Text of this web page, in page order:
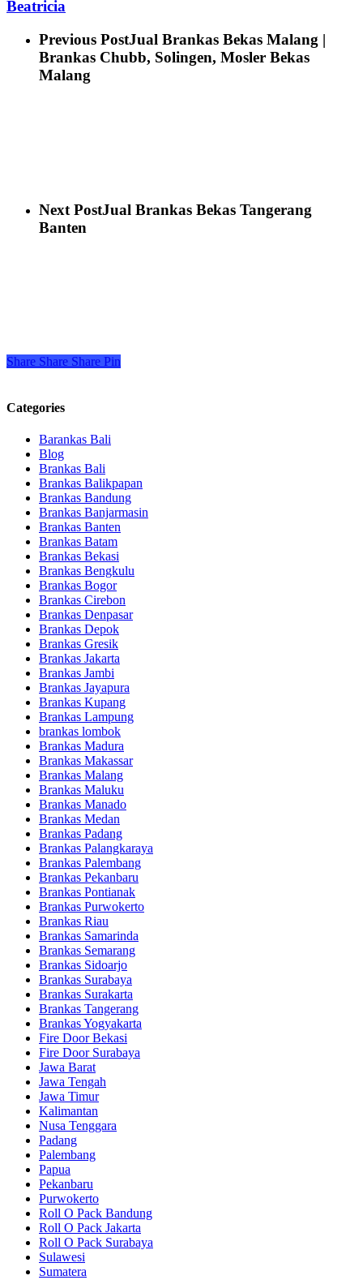
Beatricia
Previous PostJual Brankas Bekas Malang |
Brankas Chubb, Solingen, Mosler Bekas
Malang
Next PostJual Brankas Bekas Tangerang
Banten
Share Share Share Pin
Categories
Barankas Bali
Blog
Brankas Bali
Brankas Balikpapan
Brankas Bandung
Brankas Banjarmasin
Brankas Banten
Brankas Batam
Brankas Bekasi
Brankas Bengkulu
Brankas Bogor
Brankas Cirebon
Brankas Denpasar
Brankas Depok
Brankas Gresik
Brankas Jakarta
Brankas Jambi
Brankas Jayapura
Brankas Kupang
Brankas Lampung
brankas lombok
Brankas Madura
Brankas Makassar
Brankas Malang
Brankas Maluku
Brankas Manado
Brankas Medan
Brankas Padang
Brankas Palangkaraya
Brankas Palembang
Brankas Pekanbaru
Brankas Pontianak
Brankas Purwokerto
Brankas Riau
Brankas Samarinda
Brankas Semarang
Brankas Sidoarjo
Brankas Surabaya
Brankas Surakarta
Brankas Tangerang
Brankas Yogyakarta
Fire Door Bekasi
Fire Door Surabaya
Jawa Barat
Jawa Tengah
Jawa Timur
Kalimantan
Nusa Tenggara
Padang
Palembang
Papua
Pekanbaru
Purwokerto
Roll O Pack Bandung
Roll O Pack Jakarta
Roll O Pack Surabaya
Sulawesi
Sumatera